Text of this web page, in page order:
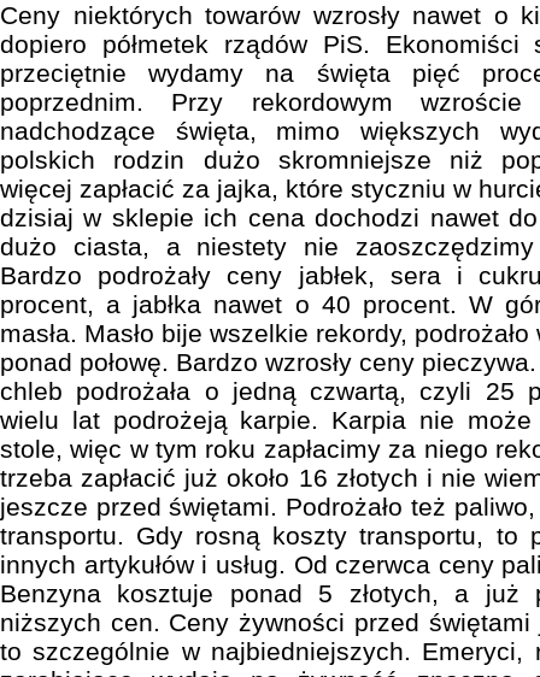
Ceny niektórych towarów wzrosły nawet o
dopiero półmetek rządów PiS.
przeciętnie wydamy na święta pięć
poprzednim. Przy rekordowym
nadchodzące święta, mimo większych
polskich rodzin dużo skromniejsze niż
więcej zapłacić za jajka, które styczniu w
dzisiaj w sklepie ich cena dochodzi nawet
dużo ciasta, a niestety nie
Bardzo podrożały ceny jabłek, sera i
procent, a jabłka nawet o 40 procent. W
masła. Masło bije wszelkie rekordy,
ponad połowę. Bardzo wzrosły ceny
chleb podrożała o jedną czwartą, czyli 25
wielu lat podrożeją karpie. Karpia nie
stole, więc w tym roku zapłacimy za niego
trzeba zapłacić już około 16 złotych i nie
jeszcze przed świętami. Podrożało też
transportu. Gdy rosną koszty transportu, to
innych artykułów i usług. Od czerwca ceny
Benzyna kosztuje ponad 5 złotych, a już
niższych cen. Ceny żywności przed
to szczególnie w najbiedniejszych.